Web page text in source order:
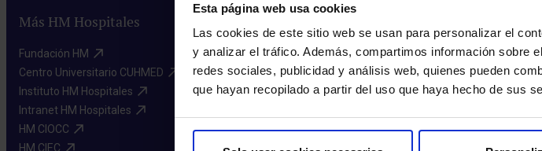
Esta página web usa cookies
Las cookies de este sitio web se usan para personalizar el
y analizar el tráfico. Además, compartimos información sobre
redes sociales, publicidad y análisis web, quienes pueden
que hayan recopilado a partir del uso que haya hecho de sus
Más HM Hospitales
Fundación HM​
Centro Universitario CUHMED​
Instituto HM Hospitales​
Intranet HM Hospitales​
HM CIOCC​
HM CIEC​